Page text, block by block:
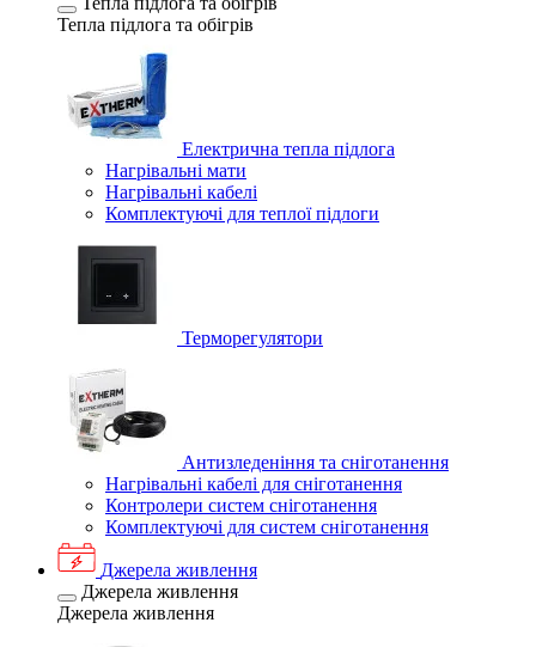
Тепла підлога та обігрів
Електрична тепла підлога
Нагрівальні мати
Нагрівальні кабелі
Комплектуючі для теплої підлоги
Терморегулятори
Антизледеніння та сніготанення
Нагрівальні кабелі для сніготанення
Контролери систем сніготанення
Комплектуючі для систем сніготанення
Джерела живлення
Джерела живлення
Джерела живлення